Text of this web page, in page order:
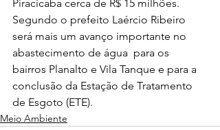
Piracicaba cerca de R$ 15 milhões.
Segundo o prefeito Laércio Ribeiro
será mais um avanço importante no
abastecimento de água para os
bairros Planalto e Vila Tanque e para a
conclusão da Estação de Tratamento
de Esgoto (ETE).
Meio Ambiente